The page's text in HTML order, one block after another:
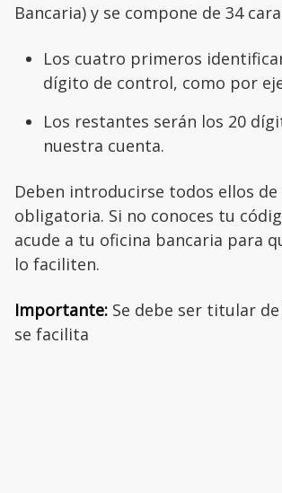
Bancaria) y se compone de 34
Los cuatro primeros
dígito de control, como por
Los restantes serán los 20
nuestra cuenta.
Deben introducirse todos ellos
obligatoria. Si no conoces tu
acude a tu oficina bancaria para
lo faciliten.
Importante: Se debe ser titular
se facilita